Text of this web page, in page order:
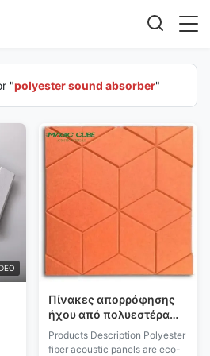
"polyester sound absorber"
Πίνακες απορρόφησης
ήχου από πολυεστέρα
πάχους 9 mm για πλάκες
PET τοίχου
Products Description Polyester
fiber acoustic panels are eco-